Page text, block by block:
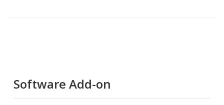
Software Add-on